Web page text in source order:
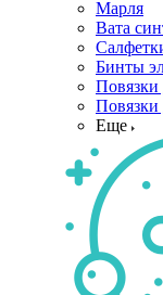
Марля
Вата
Бинты
Повязки
Повязки
Еще